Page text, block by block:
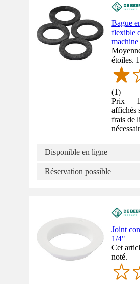
Bague
flexible
étoiles.
(1)
Prix —
affichés
frais de
Disponible en ligne
Réservation possible
Joint
1/4"
Cet
noté.